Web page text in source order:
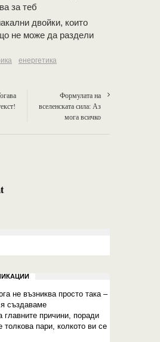
за теб
двойки, които
не може да раздели
енергетика
Формулата на
вселенската сила: Аз
мога всичко
не възниква просто така –
създаваме
главните причини, поради
толкова пари, колкото ви се